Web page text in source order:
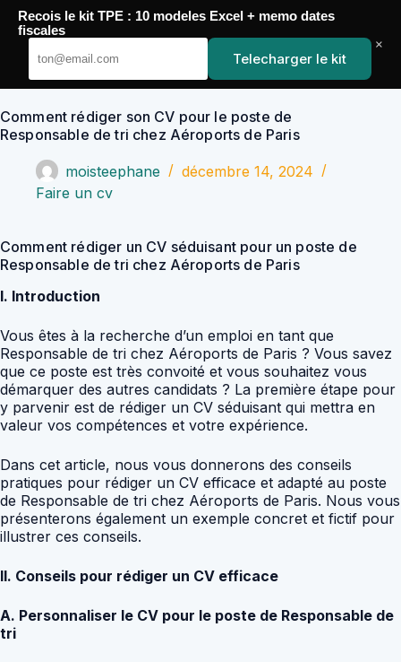
Passer
contenu
YoupiJobs
Comment rédiger son CV pour le poste de
Responsable de tri chez Aéroports de Paris
moisteephane
décembre 14, 2024
Faire un cv
Comment rédiger un CV séduisant pour un poste de
Responsable de tri chez Aéroports de Paris
I. Introduction
Vous êtes à la recherche d’un emploi en tant que
Responsable de tri chez Aéroports de Paris ? Vous savez
que ce poste est très convoité et vous souhaitez vous
démarquer des autres candidats ? La première étape pour
y parvenir est de rédiger un CV séduisant qui mettra en
valeur vos compétences et votre expérience.
Dans cet article, nous vous donnerons des conseils
pratiques pour rédiger un CV efficace et adapté au poste
de Responsable de tri chez Aéroports de Paris. Nous vous
présenterons également un exemple concret et fictif pour
illustrer ces conseils.
II. Conseils pour rédiger un CV efficace
A. Personnaliser le CV pour le poste de Responsable de
tri
Recois le kit TPE : 10 modeles Excel + memo dates
fiscales
Telecharger le kit
×